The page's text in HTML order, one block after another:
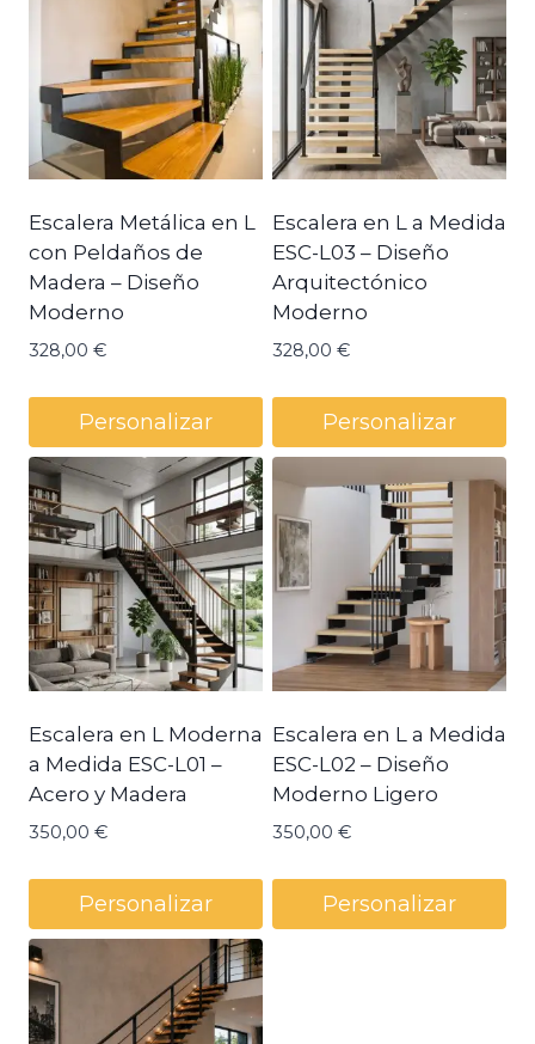
Escalera Metálica en L
con Peldaños de
Madera – Diseño
Moderno
328,00 €
Personalizar
Escalera en L a Medida
ESC-L03 – Diseño
Arquitectónico
Moderno
328,00 €
Personalizar
Escalera en L Moderna
a Medida ESC-L01 –
Acero y Madera
350,00 €
Personalizar
Escalera en L a Medida
ESC-L02 – Diseño
Moderno Ligero
350,00 €
Personalizar